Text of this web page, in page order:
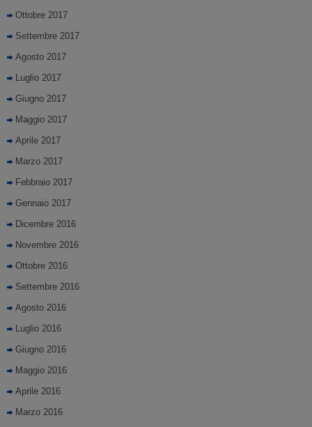
Ottobre 2017
Settembre 2017
Agosto 2017
Luglio 2017
Giugno 2017
Maggio 2017
Aprile 2017
Marzo 2017
Febbraio 2017
Gennaio 2017
Dicembre 2016
Novembre 2016
Ottobre 2016
Settembre 2016
Agosto 2016
Luglio 2016
Giugno 2016
Maggio 2016
Aprile 2016
Marzo 2016